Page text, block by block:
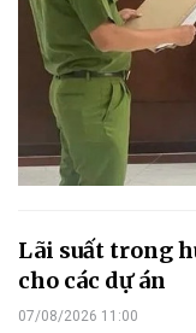
Lãi suất trong
cho các dự án
07/08/2026 11:00